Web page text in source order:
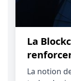
La
La notion